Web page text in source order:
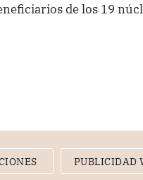
de los 19
PUBLICIDAD